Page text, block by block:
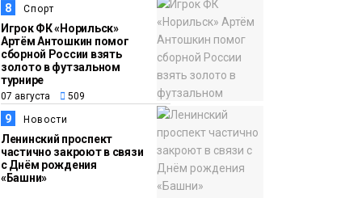
8 Спорт
Игрок ФК «Норильск»
Артём Антошкин помог
сборной России взять
золото в футзальном
турнире
07 августа 509
9 Новости
Ленинский проспект
частично закроют в связи
с Днём рождения
«Башни»